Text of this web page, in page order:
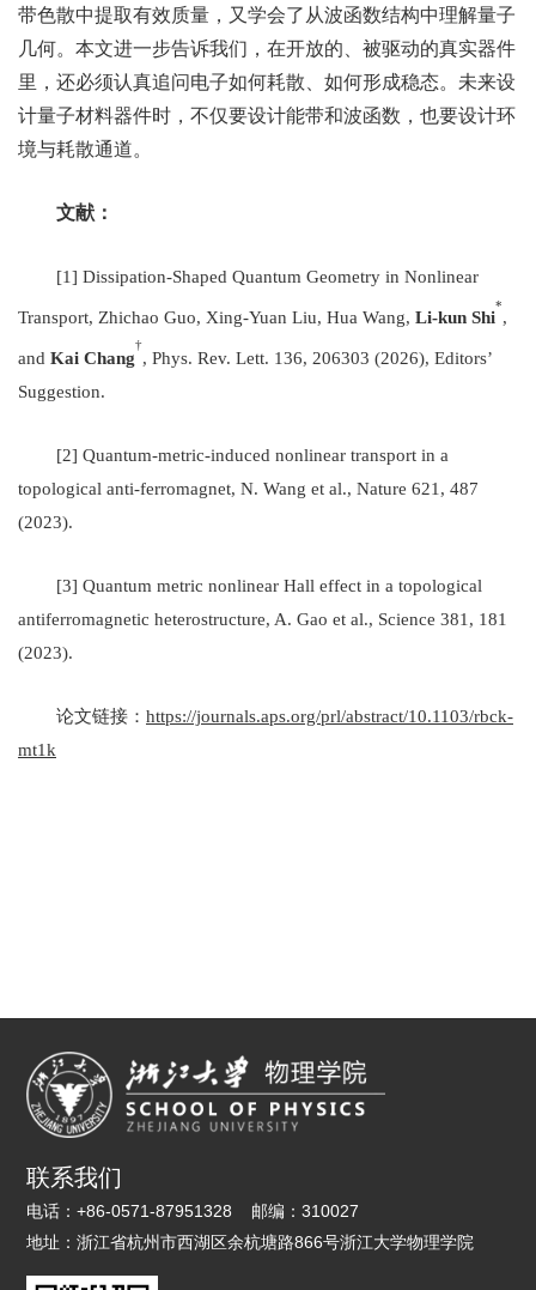
带色散中提取有效质量，又学会了从波函数结构中理解量子
几何。本文进一步告诉我们，在开放的、被驱动的真实器件
里，还必须认真追问电子如何耗散、如何形成稳态。未来设
计量子材料器件时，不仅要设计能带和波函数，也要设计环
境与耗散通道。
文献：
[1] Dissipation-Shaped Quantum Geometry in Nonlinear
Transport, Zhichao Guo, Xing-Yuan Liu, Hua Wang, Li-kun Shi
*
,
and Kai Chang
†
, Phys. Rev. Lett. 136, 206303 (2026), Editors’
Suggestion.
[2] Quantum-metric-induced nonlinear transport in a
topological anti-ferromagnet, N. Wang et al., Nature 621, 487
(2023).
[3] Quantum metric nonlinear Hall effect in a topological
antiferromagnetic heterostructure, A. Gao et al., Science 381, 181
(2023).
论文链接： https://journals.aps.org/prl/abstract/10.1103/rbck-
mt1k
联系我们
电话：+86-0571-87951328 邮编：310027
地址：浙江省杭州市西湖区余杭塘路866号浙江大学物理学院